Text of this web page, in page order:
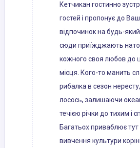
Кетчикан гостинно
гостей і пропонує до
відпочинок на будь-
сюди приїжджають
кожного своя любов до
місця. Кого-то манить
рибалка в сезон
лосось, залишаючи
течією річки до тихим і
Багатьох приваблює
вивчення культури